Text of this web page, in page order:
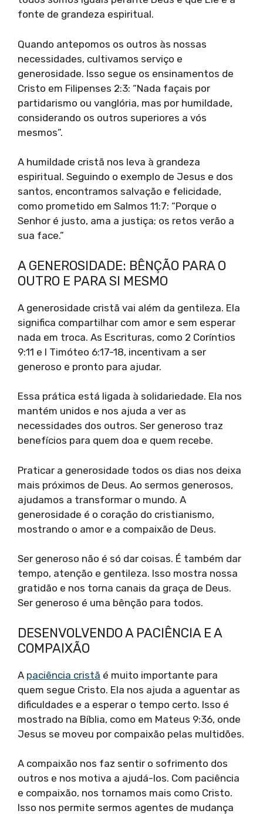
fonte de grandeza espiritual.
Quando antepomos os outros às nossas
necessidades, cultivamos serviço e
generosidade. Isso segue os ensinamentos de
Cristo em Filipenses 2:3: “Nada façais por
partidarismo ou vanglória, mas por humildade,
considerando os outros superiores a vós
mesmos”.
A humildade cristã nos leva à grandeza
espiritual. Seguindo o exemplo de Jesus e dos
santos, encontramos salvação e felicidade,
como prometido em Salmos 11:7: “Porque o
Senhor é justo, ama a justiça; os retos verão a
sua face.”
A GENEROSIDADE: BÊNÇÃO PARA O
OUTRO E PARA SI MESMO
A generosidade cristã vai além da gentileza. Ela
significa compartilhar com amor e sem esperar
nada em troca. As Escrituras, como 2 Coríntios
9:11 e I Timóteo 6:17-18, incentivam a ser
generoso e pronto para ajudar.
Essa prática está ligada à solidariedade. Ela nos
mantém unidos e nos ajuda a ver as
necessidades dos outros. Ser generoso traz
benefícios para quem doa e quem recebe.
Praticar a generosidade todos os dias nos deixa
mais próximos de Deus. Ao sermos generosos,
ajudamos a transformar o mundo. A
generosidade é o coração do cristianismo,
mostrando o amor e a compaixão de Deus.
Ser generoso não é só dar coisas. É também dar
tempo, atenção e gentileza. Isso mostra nossa
gratidão e nos torna canais da graça de Deus.
Ser generoso é uma bênção para todos.
DESENVOLVENDO A PACIÊNCIA E A
COMPAIXÃO
A paciência cristã é muito importante para
quem segue Cristo. Ela nos ajuda a aguentar as
dificuldades e a esperar o tempo certo. Isso é
mostrado na Bíblia, como em Mateus 9:36, onde
Jesus se moveu por compaixão pelas multidões.
A compaixão nos faz sentir o sofrimento dos
outros e nos motiva a ajudá-los. Com paciência
e compaixão, nos tornamos mais como Cristo.
Isso nos permite sermos agentes de mudança